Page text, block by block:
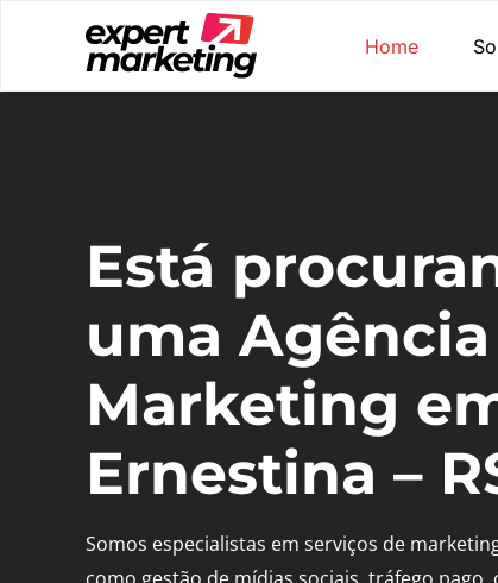
Home
Está
uma
Marketing
Ernestina –
Somos especialistas em serviços de